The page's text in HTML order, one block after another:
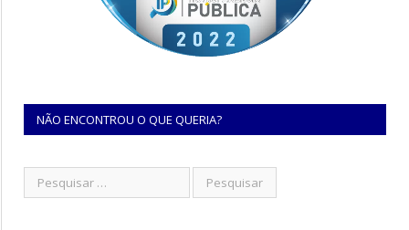
NÃO ENCONTROU O QUE QUERIA?